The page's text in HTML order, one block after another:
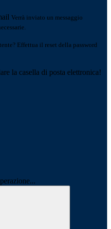
Verrà inviato un messaggio
Effettua il reset della password
la casella di posta elettronica!